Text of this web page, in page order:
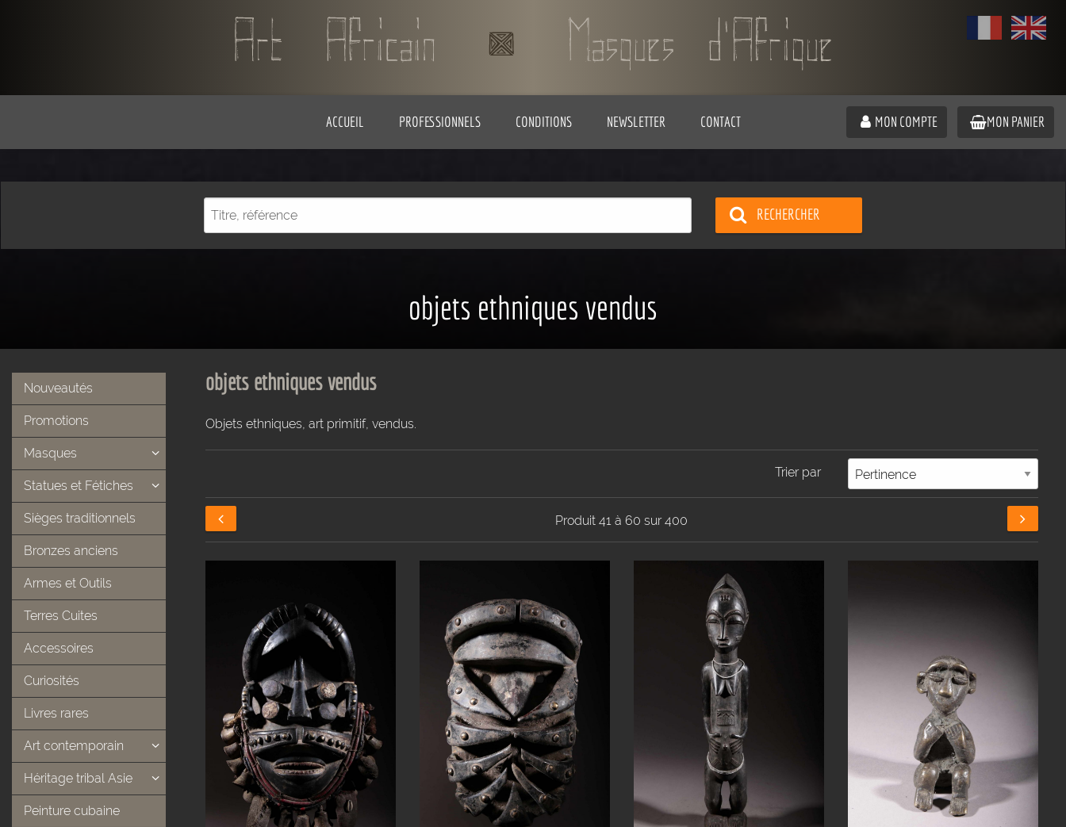
ACCUEIL PROFESSIONNELS CONDITIONS NEWSLETTER CONTACT MON COMPTE MON PANIER
RECHERCHER
objets ethniques vendus
Nouveautés
Promotions
Masques
Statues et Fétiches
Sièges traditionnels
Bronzes anciens
Armes et Outils
Terres Cuites
Accessoires
Curiosités
Livres rares
Art contemporain
Héritage tribal Asie
Peinture cubaine
objets ethniques vendus
Objets ethniques, art primitif, vendus.
Trier par
Produit 41 à 60 sur 400